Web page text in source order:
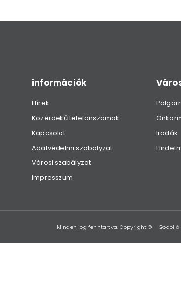
információk
Hírek
Közérdekű telefonszámok
Kapcsolat
Adatvédelmi szabályzat
Városi szabályzat
Impresszum
Irodák
Minden jog fenntartva. Copyright © –